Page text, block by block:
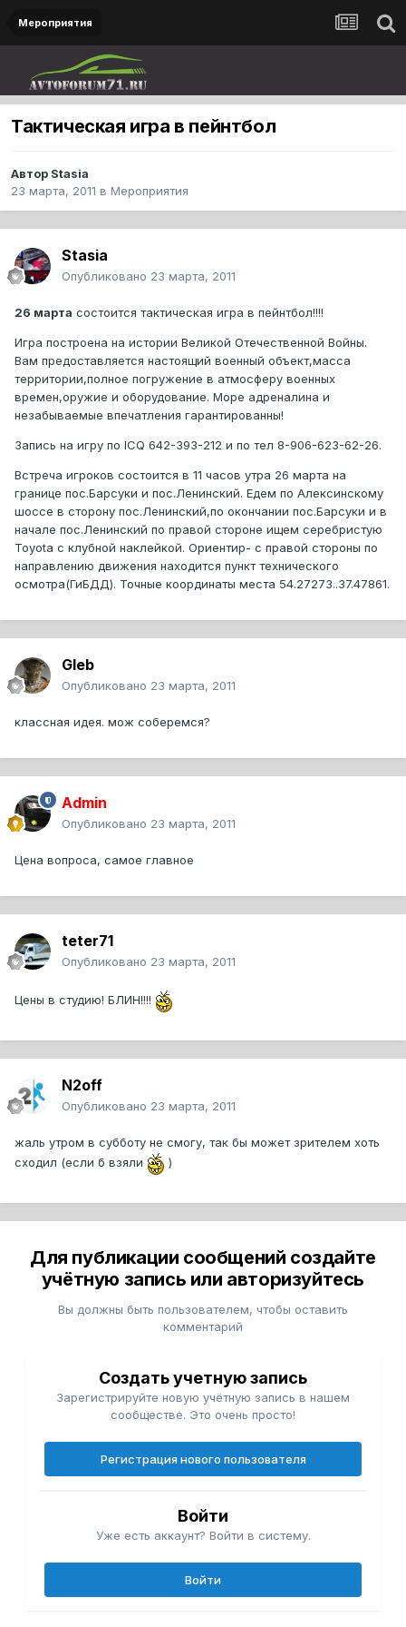
Мероприятия
Тактическая игра в пейнтбол
Автор Stasia
23 марта, 2011 в Мероприятия
Stasia
Опубликовано 23 марта, 2011
26 марта состоится тактическая игра в пейнтбол!!!!
Игра построена на истории Великой Отечественной Войны.
Вам предоставляется настоящий военный объект,масса
территории,полное погружение в атмосферу военных
времен,оружие и оборудование. Море адреналина и
незабываемые впечатления гарантированны!
Запись на игру по ICQ 642-393-212 и по тел 8-906-623-62-26.
Встреча игроков состоится в 11 часов утра 26 марта на
границе пос.Барсуки и пос.Ленинский. Едем по Алексинскому
шоссе в сторону пос.Ленинский,по окончании пос.Барсуки и в
начале пос.Ленинский по правой стороне ищем серебристую
Toyota с клубной наклейкой. Ориентир- с правой стороны по
направлению движения находится пункт технического
осмотра(ГиБДД). Точные координаты места 54.27273..37.47861.
Gleb
Опубликовано 23 марта, 2011
классная идея. мож соберемся?
Admin
Опубликовано 23 марта, 2011
Цена вопроса, самое главное
teter71
Опубликовано 23 марта, 2011
Цены в студию! БЛИН!!!!
N2off
Опубликовано 23 марта, 2011
жаль утром в субботу не смогу, так бы может зрителем хоть
сходил (если б взяли
)
Для публикации сообщений создайте
учётную запись или авторизуйтесь
Вы должны быть пользователем, чтобы оставить
комментарий
Создать учетную запись
Зарегистрируйте новую учётную запись в нашем
сообществе. Это очень просто!
Регистрация нового пользователя
Войти
Уже есть аккаунт? Войти в систему.
Войти